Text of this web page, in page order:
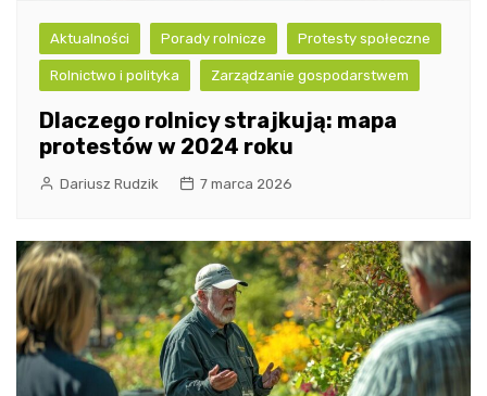
Aktualności Porady rolnicze Protesty społeczne
Rolnictwo i polityka Zarządzanie gospodarstwem
Dlaczego rolnicy strajkują: mapa
protestów w 2024 roku
Dariusz Rudzik 7 marca 2026